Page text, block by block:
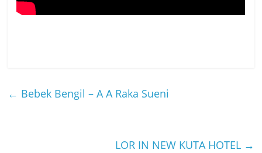
← Bebek Bengil – A A Raka Sueni
LOR IN NEW KUTA HOTEL →